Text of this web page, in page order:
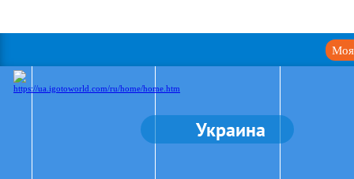
Моя
Украина